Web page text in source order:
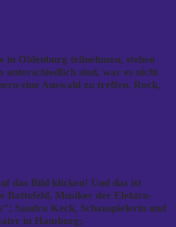
in Oldenburg teilnehmen, stehen
unterschiedlich sind, war es nicht
eine Auswahl zu treffen. Rock,
das Bild klicken! Und das ist
Battefeld, Musiker der Elektro-
Sandra Keck, Schauspielerin und
in Hamburg;